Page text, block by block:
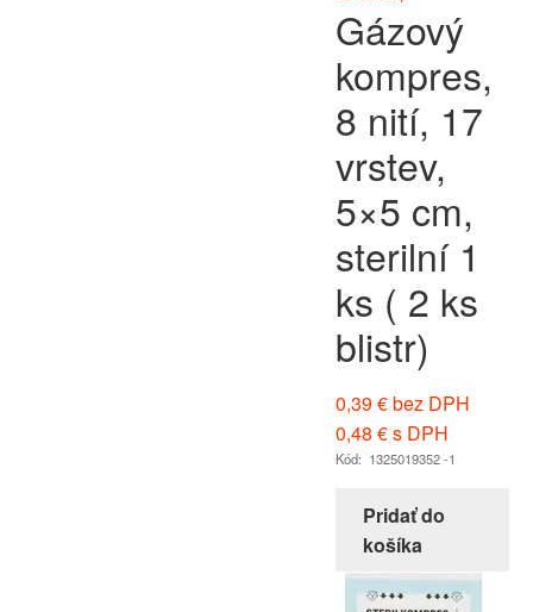
Gázový
kompres,
8 nití, 17
vrstev,
5×5 cm,
sterilní 1
ks ( 2 ks
blistr)
0,39€bez DPH
0,48 €s DPH
Kód: 1325019352 -1
Pridať do
košíka